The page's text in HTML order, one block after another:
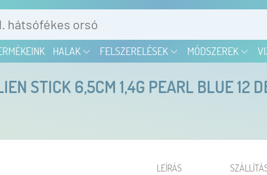
HALAK FELSZERELÉSEK MÓDSZEREK
STICK 6,5CM 1,4G PEARL BLUE 12
LEÍRÁS